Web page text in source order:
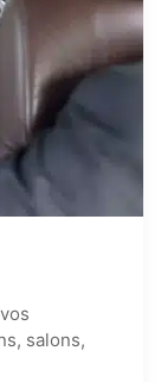
salons,